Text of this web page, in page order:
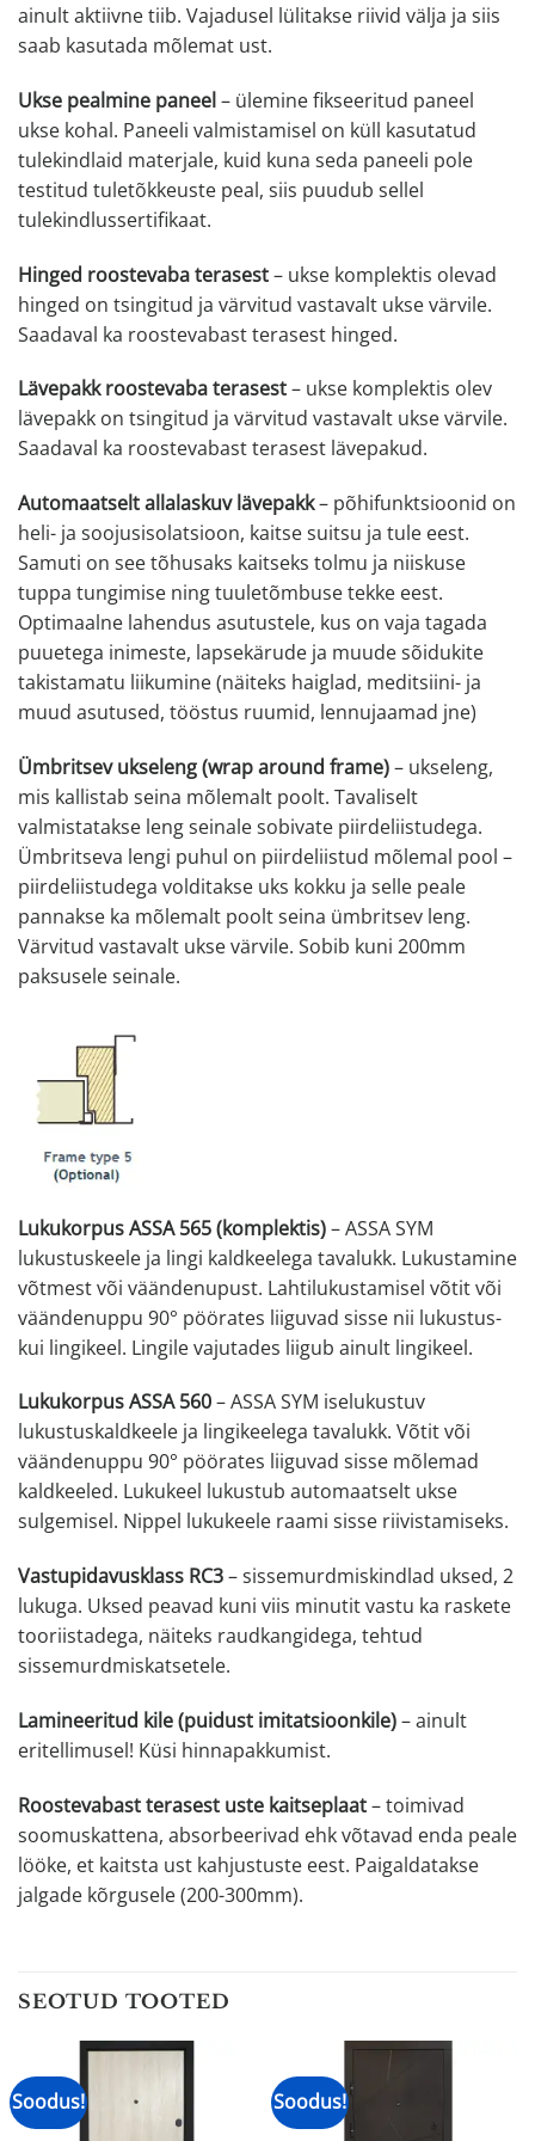
ainult aktiivne tiib. Vajadusel lülitakse riivid välja ja siis
saab kasutada mõlemat ust.
Ukse pealmine paneel– ülemine fikseeritud paneel
ukse kohal. Paneeli valmistamisel on küll kasutatud
tulekindlaid materjale, kuid kuna seda paneeli pole
testitud tuletõkkeuste peal, siis puudub sellel
tulekindlussertifikaat.
Hinged roostevaba terasest– ukse komplektis olevad
hinged on tsingitud ja värvitud vastavalt ukse värvile.
Saadaval ka roostevabast terasest hinged.
Lävepakk roostevaba terasest– ukse komplektis olev
lävepakk on tsingitud ja värvitud vastavalt ukse värvile.
Saadaval ka roostevabast terasest lävepakud.
Automaatselt allalaskuv lävepakk– põhifunktsioonid on
heli- ja soojusisolatsioon, kaitse suitsu ja tule eest.
Samuti on see tõhusaks kaitseks tolmu ja niiskuse
tuppa tungimise ning tuuletõmbuse tekke eest.
Optimaalne lahendus asutustele, kus on vaja tagada
puuetega inimeste, lapsekärude ja muude sõidukite
takistamatu liikumine (näiteks haiglad, meditsiini- ja
muud asutused, tööstus ruumid, lennujaamad jne)
Ümbritsev ukseleng (wrap around frame)– ukseleng,
mis kallistab seina mõlemalt poolt. Tavaliselt
valmistatakse leng seinale sobivate piirdeliistudega.
Ümbritseva lengi puhul on piirdeliistud mõlemal pool –
piirdeliistudega volditakse uks kokku ja selle peale
pannakse ka mõlemalt poolt seina ümbritsev leng.
Värvitud vastavalt ukse värvile. Sobib kuni 200mm
paksusele seinale.
Lukukorpus ASSA 565 (komplektis)– ASSA SYM
lukustuskeele ja lingi kaldkeelega tavalukk. Lukustamine
võtmest või väändenupust. Lahtilukustamisel võtit või
väändenuppu 90° pöörates liiguvad sisse nii lukustus-
kui lingikeel. Lingile vajutades liigub ainult lingikeel.
Lukukorpus ASSA 560– ASSA SYM iselukustuv
lukustuskaldkeele ja lingikeelega tavalukk. Võtit või
väändenuppu 90° pöörates liiguvad sisse mõlemad
kaldkeeled. Lukukeel lukustub automaatselt ukse
sulgemisel. Nippel lukukeele raami sisse riivistamiseks.
Vastupidavusklass RC3– sissemurdmiskindlad uksed, 2
lukuga. Uksed peavad kuni viis minutit vastu ka raskete
tooriistadega, näiteks raudkangidega, tehtud
sissemurdmiskatsetele.
Lamineeritud kile (puidust imitatsioonkile)– ainult
eritellimusel! Küsi hinnapakkumist.
Roostevabast terasest uste kaitseplaat– toimivad
soomuskattena, absorbeerivad ehk võtavad enda peale
lööke, et kaitsta ust kahjustuste eest. Paigaldatakse
jalgade kõrgusele (200-300mm).
SEOTUD TOOTED
Soodus! Soodus!